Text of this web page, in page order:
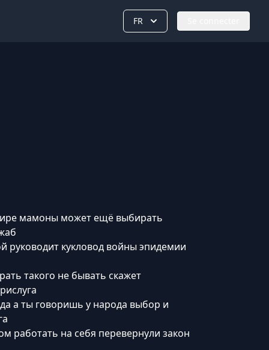
FR
мамоны может ещё выбирать
руководит кукловод войны эпидемии
такого не бывать скажет
а ты говоришь у народа выбор и
работать на себя перевернули за‌кон